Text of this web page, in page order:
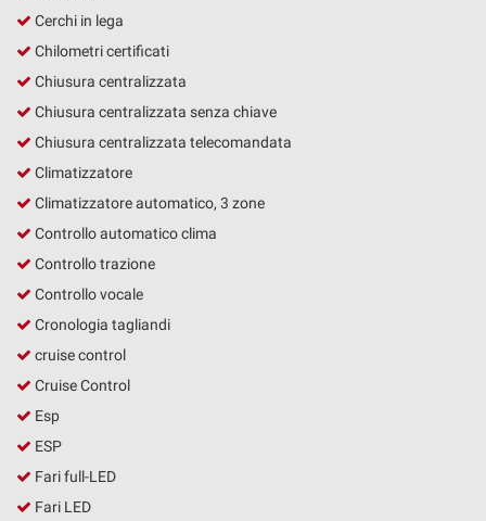
Cerchi in lega
Chilometri certificati
Chiusura centralizzata
Chiusura centralizzata senza chiave
Chiusura centralizzata telecomandata
Climatizzatore
Climatizzatore automatico, 3 zone
Controllo automatico clima
Controllo trazione
Controllo vocale
Cronologia tagliandi
cruise control
Cruise Control
Esp
ESP
Fari full-LED
Fari LED
Leggi
la
policy
Salva
impostazioni